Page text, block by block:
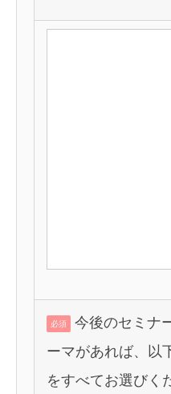
必須
今後のセミナ
ーマがあれば、以
をすべてお選びく